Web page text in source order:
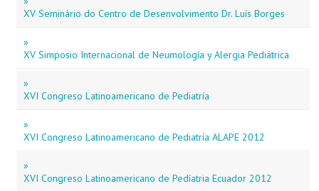
XV Seminário do Centro de Desenvolvimento Dr. Luís Borges
»
XV Simposio Internacional de Neumología y Alergia Pediátrica
»
XVI Congreso Latinoamericano de Pediatría
»
XVI Congreso Latinoamericano de Pediatría ALAPE 2012
»
XVI Congreso Latinoamericano de Pedíatria Ecuador 2012